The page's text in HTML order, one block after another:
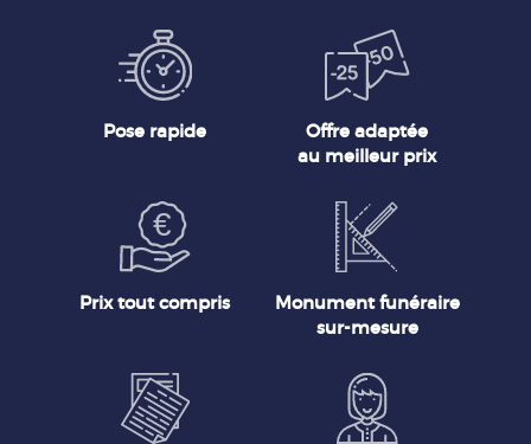
Pose rapide
Offre adaptée
au meilleur prix
Prix tout compris
Monument funéraire
sur-mesure